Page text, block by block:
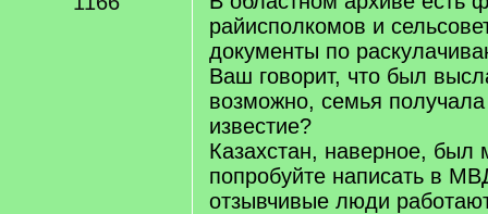
райисполкомов и
документы по
Ваш говорит, что был
возможно, семья получала
известие?
Казахстан, наверное, был
попробуйте написать в
отзывчивые люди